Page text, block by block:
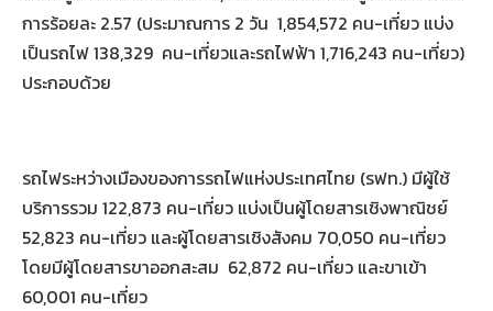
การร้อยละ 2.57 (ประมาณการ 2 วัน 1,854,572 คน-เที่ยว แบ่ง
เป็นรถไฟ 138,329 คน-เที่ยวและรถไฟฟ้า 1,716,243 คน-เที่ยว)
ประกอบด้วย
รถไฟระหว่างเมืองของการรถไฟแห่งประเทศไทย (รฟท.) มีผู้ใช้
บริการรวม 122,873 คน-เที่ยว แบ่งเป็นผู้โดยสารเชิงพาณิชย์
52,823 คน-เที่ยว และผู้โดยสารเชิงสังคม 70,050 คน-เที่ยว
โดยมีผู้โดยสารขาออกสะสม 62,872 คน-เที่ยว และขาเข้า
60,001 คน-เที่ยว